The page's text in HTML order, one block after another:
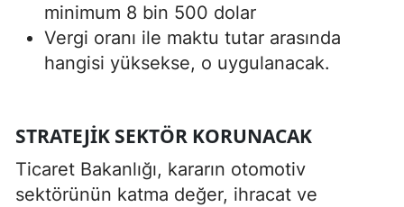
minimum 8 bin 500 dolar
Vergi oranı ile maktu tutar arasında
hangisi yüksekse, o uygulanacak.
STRATEJIK SEKTÖR KORUNACAK
Ticaret Bakanlığı, kararın otomotiv
sektörünün katma değer, ihracat ve